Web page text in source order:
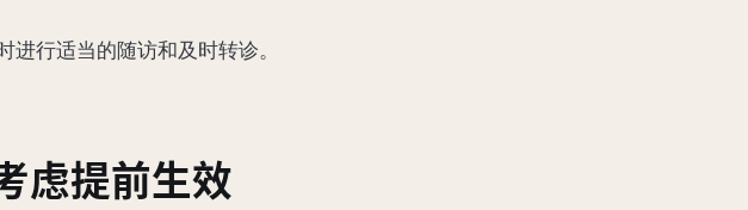
行适当的随访和及时转诊。
虑提前生效